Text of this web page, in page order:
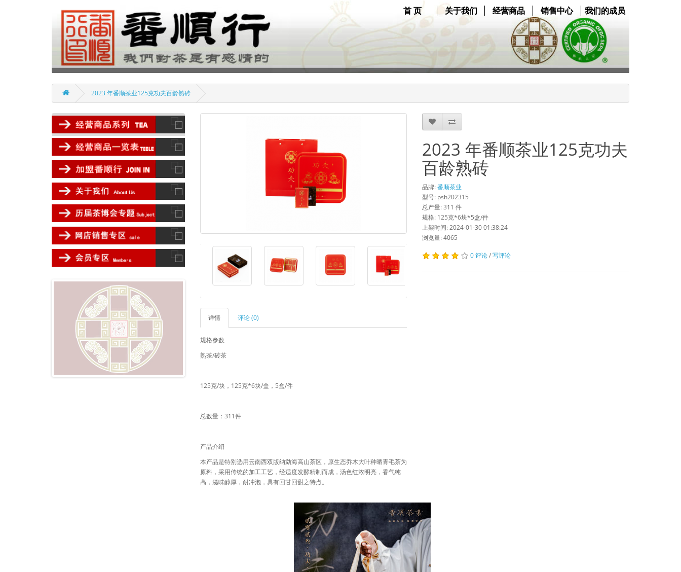
首 页 关于我们 经营商品 销售中心 我们的成员
2023 年番顺茶业125克功夫百龄熟砖
详情 评论 (0)
规格参数
熟茶/砖茶
125克/块，125克*6块/盒，5盒/件
总数量：311件
产品介绍
本产品是特别选用云南西双版纳勐海高山茶区，原生态乔木大叶种晒青毛茶为
原料，采用传统的加工工艺，经适度发酵精制而成，汤色红浓明亮，香气纯
高，滋味醇厚，耐冲泡，具有回甘回甜之特点。
2023 年番顺茶业125克功夫
百龄熟砖
品牌:番顺茶业
型号: psh202315
总产量: 311 件
规格: 125克*6块*5盒/件
上架时间: 2024-01-30 01:38:24
浏览量: 4065
0 评论/写评论